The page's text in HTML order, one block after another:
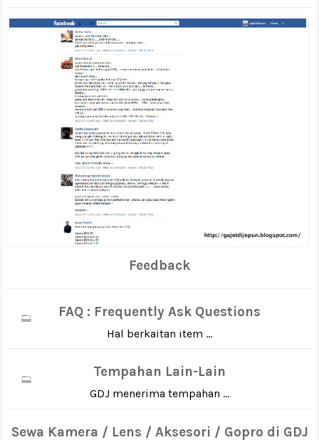
Feedback
FAQ : Frequently Ask Questions
Hal berkaitan item ...
Tempahan Lain-Lain
GDJ menerima tempahan ...
Sewa Kamera / Lens / Aksesori / Gopro di GDJ